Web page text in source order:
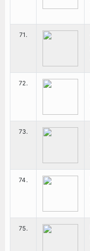
71.
72.
73.
74.
75.